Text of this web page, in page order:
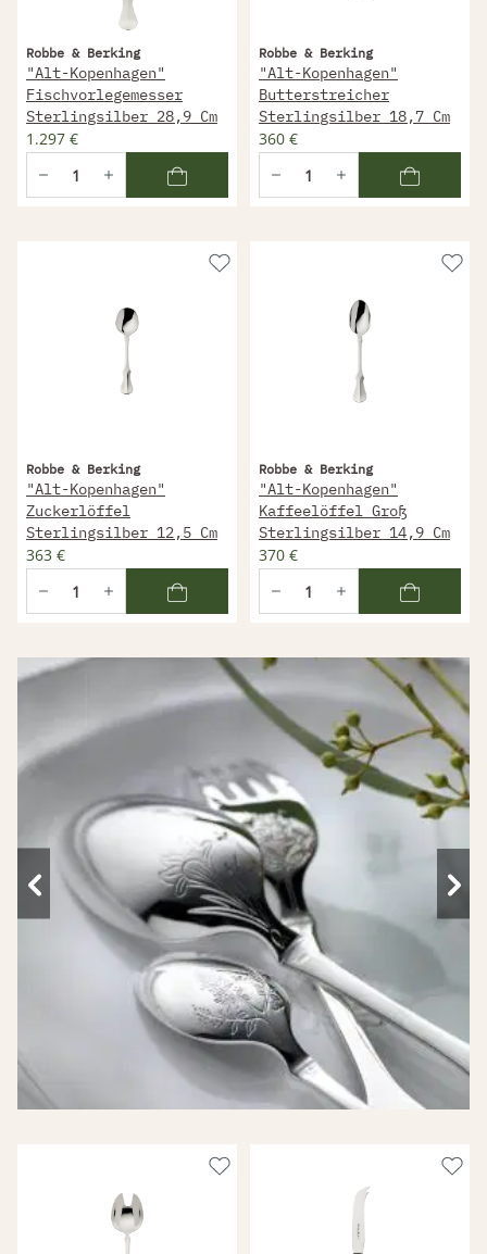
Robbe & Berking
"Alt-Kopenhagen"
Fischvorlegemesser
Sterlingsilber 28,9 Cm
1.297 €
Robbe & Berking
"Alt-Kopenhagen"
Butterstreicher
Sterlingsilber 18,7 Cm
360 €
Robbe & Berking
"Alt-Kopenhagen"
Zuckerlöffel
Sterlingsilber 12,5 Cm
363 €
Robbe & Berking
"Alt-Kopenhagen"
Kaffeelöffel Groß
Sterlingsilber 14,9 Cm
370 €